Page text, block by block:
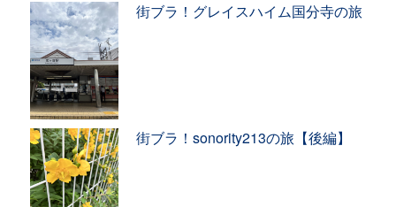
街ブラ！グレイスハイム国分寺の旅
街ブラ！sonority213の旅【後編】